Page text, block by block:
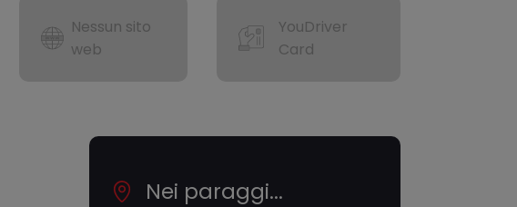
Nessun sito
web
YouDriver
Card
Nei paraggi...